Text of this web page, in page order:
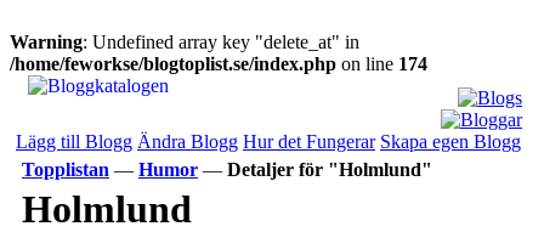
Warning: Undefined array key "delete_at" in
/home/feworkse/blogtoplist.se/index.php on line 174
Lägg till Blogg Ändra Blogg Hur det Fungerar Skapa egen Blogg
Topplistan — Humor — Detaljer för "Holmlund"
Holmlund